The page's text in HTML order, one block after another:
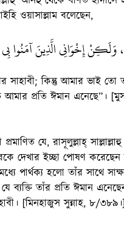
ওয়াসাল্লাম বলেছেন,
إِخْوَانِي الَّذِينَ آمَنُوا
সাহাবী; কিন্তু আমার ভাই তো
আমার প্রতি ঈমান এনেছে”।
প্রমাণিত যে, রাসূলুল্লাহ্
দেখার ইচ্ছা পোষণ
পার্থক্য হলো তাঁর সাথে
ব্যক্তি তাঁর প্রতি ঈমান
[মিনহাজুস সুন্নাহ, ৮/৩৮৯।]